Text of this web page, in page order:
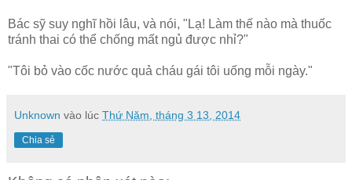
Bác sỹ suy nghĩ hồi lâu, và nói, "Lạ! Làm thế nào mà thuốc
tránh thai có thể chống mất ngủ được nhỉ?"
"Tôi bỏ vào cốc nước quả cháu gái tôi uống mỗi ngày."
Unknown vào lúc Thứ Năm, tháng 3 13, 2014
Chia sẻ